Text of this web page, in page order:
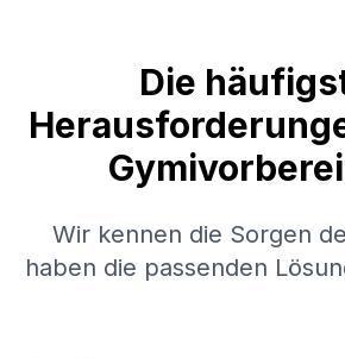
Die
Wir kennen die Sorgen
haben die passenden